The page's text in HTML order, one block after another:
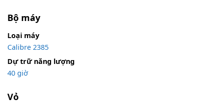
Bộ máy
Loại máy
Calibre 2385
Dự trữ năng lượng
40 giờ
Vỏ